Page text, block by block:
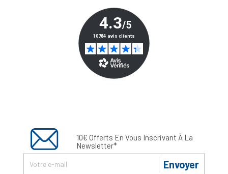
10€ Offerts En Vous Inscrivant À La
Newsletter*
Envoyer